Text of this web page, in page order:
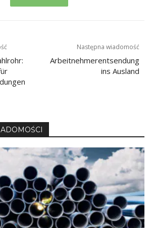
Następna wiadomość
Arbeitnehmerentsendung
ins Ausland